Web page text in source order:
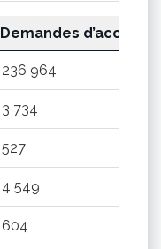
Demandes d’accès
236 964
3 734
527
4 549
604